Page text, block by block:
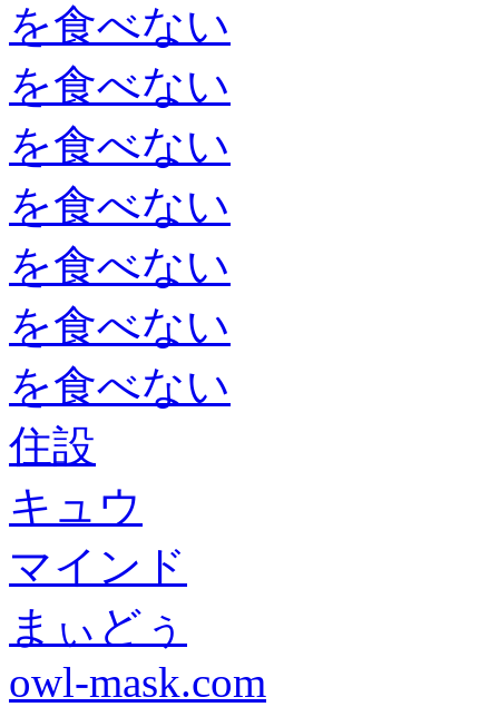
を食べない
を食べない
を食べない
を食べない
を食べない
を食べない
を食べない
住設
キュウ
マインド
まぃどぅ
owl-mask.com